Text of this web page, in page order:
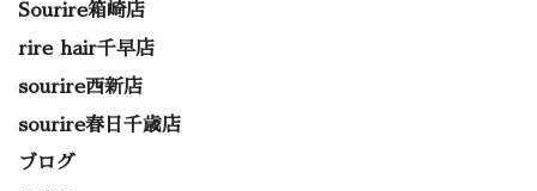
Sourire箱崎店
rire hair千早店
sourire西新店
sourire春日千歳店
ブログ